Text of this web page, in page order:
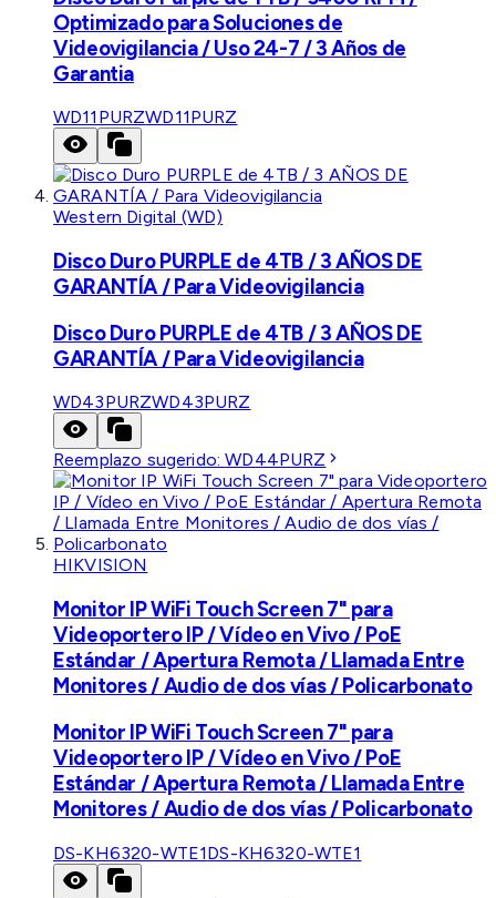
Optimizado para Soluciones de
Videovigilancia / Uso 24-7 / 3 Años de
Garantia
WD11PURZWD11PURZ
Western Digital (WD)
Disco Duro PURPLE de 4TB / 3 AÑOS DE
GARANTÍA / Para Videovigilancia
Disco Duro PURPLE de 4TB / 3 AÑOS DE
GARANTÍA / Para Videovigilancia
WD43PURZWD43PURZ
Reemplazo sugerido:WD44PURZ
HIKVISION
Monitor IP WiFi Touch Screen 7" para
Videoportero IP / Vídeo en Vivo / PoE
Estándar / Apertura Remota / Llamada Entre
Monitores / Audio de dos vías / Policarbonato
Monitor IP WiFi Touch Screen 7" para
Videoportero IP / Vídeo en Vivo / PoE
Estándar / Apertura Remota / Llamada Entre
Monitores / Audio de dos vías / Policarbonato
DS-KH6320-WTE1DS-KH6320-WTE1